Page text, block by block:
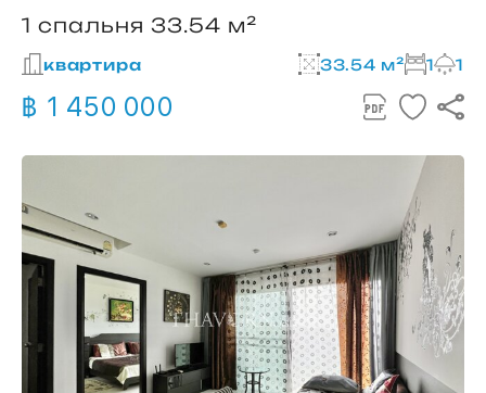
1 спальня 33.54 м²
квартира 33.54 м² 1 1
฿ 1 450 000